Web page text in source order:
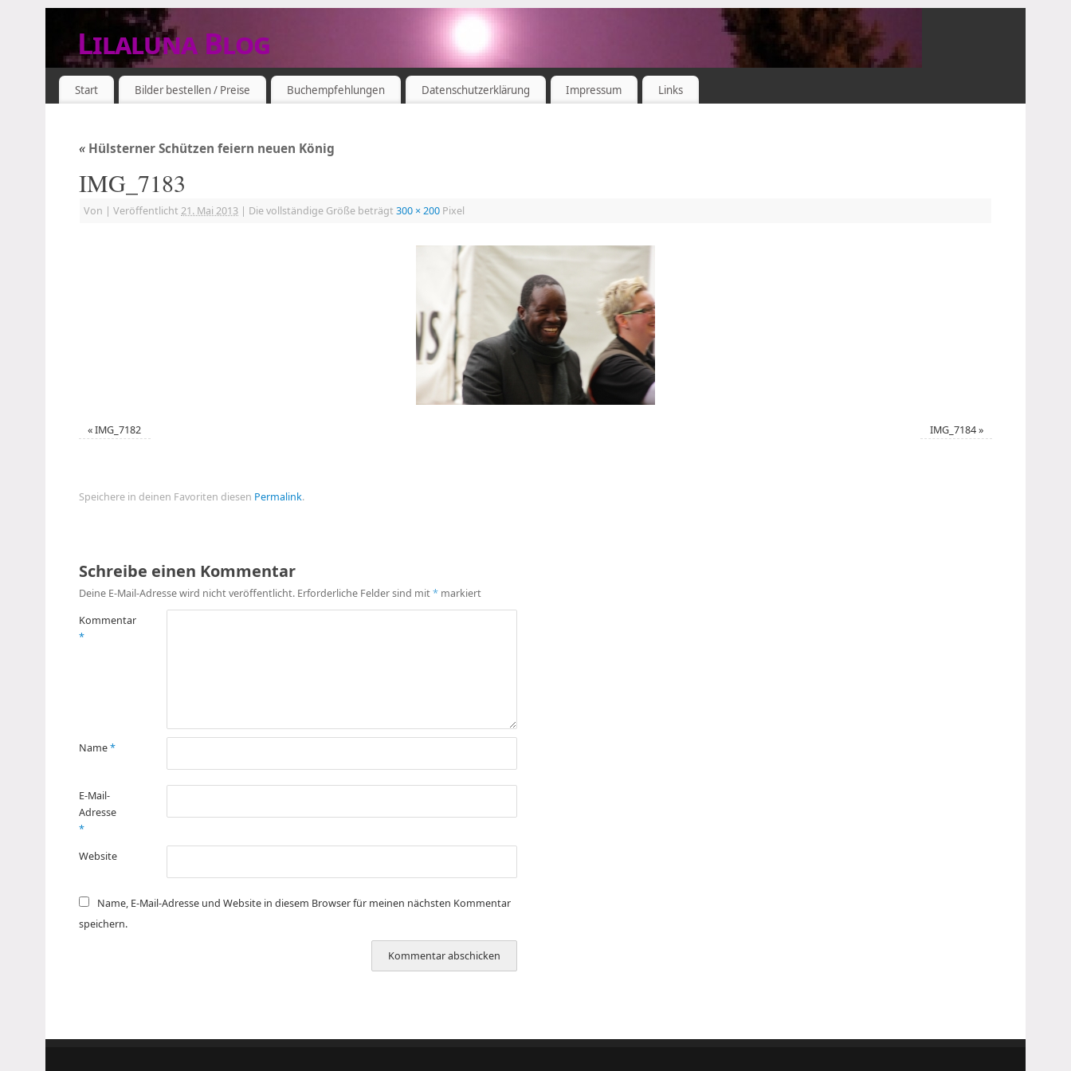
Lilaluna Blog
DAS JETZT IST SCHON VERGANGENHEIT
Start Bilder bestellen / Preise Buchempfehlungen Datenschutzerklärung Impressum Links
« Hülsterner Schützen feiern neuen König
IMG_7183
Von | Veröffentlicht 21. Mai 2013 | Die vollständige Größe beträgt 300 × 200 Pixel
«IMG_7182 IMG_7184»
Speichere in deinen Favoriten diesen Permalink.
Schreibe einen Kommentar
Deine E-Mail-Adresse wird nicht veröffentlicht. Erforderliche Felder sind mit* markiert
Kommentar
*
Name*
E-Mail-
Adresse
*
Website
Name, E-Mail-Adresse und Website in diesem Browser für meinen nächsten Kommentar
speichern.